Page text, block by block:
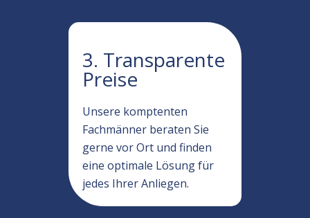
3. Transparente
Preise
Unsere komptenten
Fachmänner beraten Sie
gerne vor Ort und finden
eine optimale Lösung für
jedes Ihrer Anliegen.